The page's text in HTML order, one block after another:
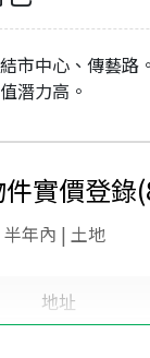
市中心、傳藝路
潛力高。
實價登錄(
年內 | 土地